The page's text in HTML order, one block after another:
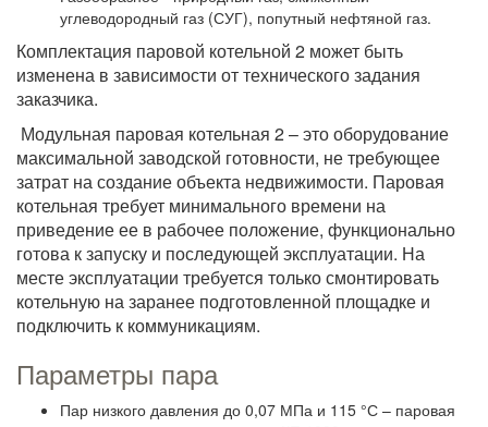
углеводородный газ (СУГ), попутный нефтяной газ.
Комплектация паровой котельной 2 может быть
изменена в зависимости от технического задания
заказчика.
Модульная паровая котельная 2 – это оборудование
максимальной заводской готовности, не требующее
затрат на создание объекта недвижимости. Паровая
котельная требует минимального времени на
приведение ее в рабочее положение, функционально
готова к запуску и последующей эксплуатации. На
месте эксплуатации требуется только смонтировать
котельную на заранее подготовленной площадке и
подключить к коммуникациям.
Параметры пара
Пар низкого давления до 0,07 МПа и 115 °С – паровая